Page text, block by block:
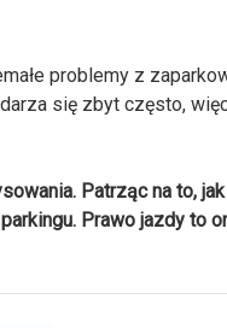
problemy z
się zbyt często,
Patrząc na to,
Prawo jazdy to